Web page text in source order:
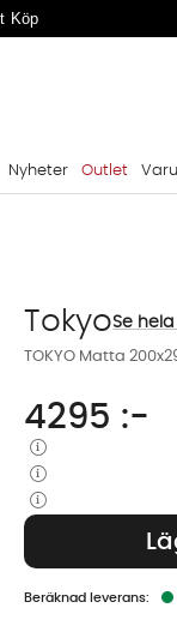
Köp
Nyheter Outlet
TOKYO Matta
TokyoSe hela
4295 :-